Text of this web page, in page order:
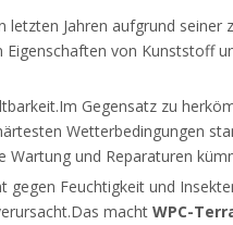
Jahren aufgrund
von Kunststoff
Gegensatz zu
Wetterbedingungen
und Reparaturen
gegen Feuchtigkeit und
macht WPC-